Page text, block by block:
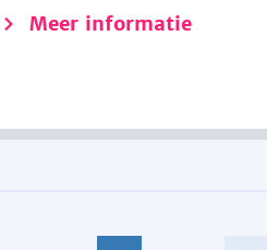
Meer informatie